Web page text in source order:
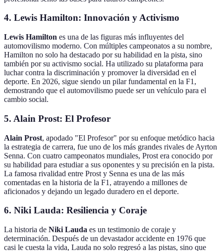
4. Lewis Hamilton: Innovación y Activismo
Lewis Hamilton es una de las figuras más influyentes del
automovilismo moderno. Con múltiples campeonatos a su nombre,
Hamilton no solo ha destacado por su habilidad en la pista, sino
también por su activismo social. Ha utilizado su plataforma para
luchar contra la discriminación y promover la diversidad en el
deporte. En 2026, sigue siendo un pilar fundamental en la F1,
demostrando que el automovilismo puede ser un vehículo para el
cambio social.
5. Alain Prost: El Profesor
Alain Prost, apodado "El Profesor" por su enfoque metódico hacia
la estrategia de carrera, fue uno de los más grandes rivales de Ayrton
Senna. Con cuatro campeonatos mundiales, Prost era conocido por
su habilidad para estudiar a sus oponentes y su precisión en la pista.
La famosa rivalidad entre Prost y Senna es una de las más
comentadas en la historia de la F1, atrayendo a millones de
aficionados y dejando un legado duradero en el deporte.
6. Niki Lauda: Resiliencia y Coraje
La historia de Niki Lauda es un testimonio de coraje y
determinación. Después de un devastador accidente en 1976 que
casi le cuesta la vida, Lauda no solo regresó a las pistas, sino que